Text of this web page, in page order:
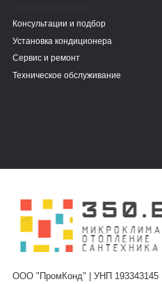
Консультации и подбор
Установка кондиционера
Сервис и ремонт
Техническое обслуживание
ООО "ПромКонд" | УНП 193343145